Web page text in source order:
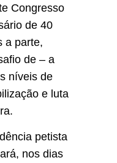
Congresso
de 40
a parte,
de – a
níveis de
e luta
petista
nos dias